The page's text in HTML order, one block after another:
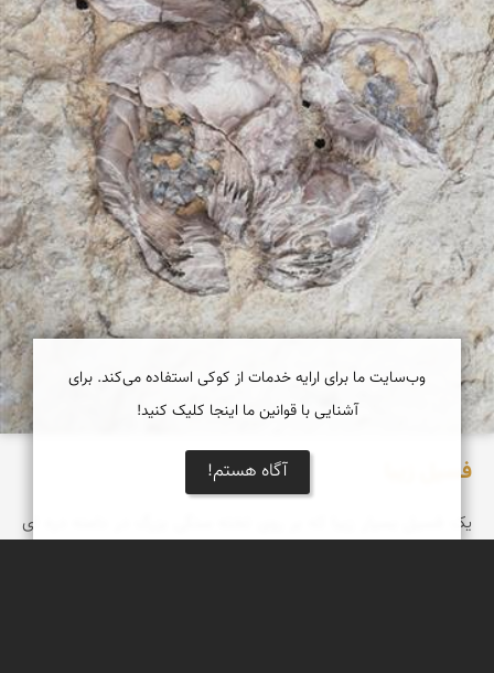
فسیل زیبا
یک فسیل بسیار زیبا که بر روی تخته سنگی بزرگ در دامنه دره ای
وب‌سایت ما برای ارایه خدمات از کوکی استفاده می‌کند. برای
آشنایی با قوانین ما اینجا کلیک کنید!
آگاه هستم!